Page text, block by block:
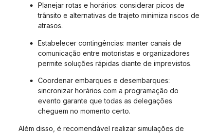
Planejar rotas e horários: considerar picos de
trânsito e alternativas de trajeto minimiza riscos de
atrasos.
Estabelecer contingências: manter canais de
comunicação entre motoristas e organizadores
permite soluções rápidas diante de imprevistos.
Coordenar embarques e desembarques:
sincronizar horários com a programação do
evento garante que todas as delegações
cheguem no momento certo.
Além disso, é recomendável realizar simulações de